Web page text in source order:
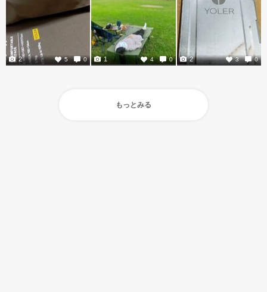
5 0
2 4 0
1 3 0
2
もっとみる